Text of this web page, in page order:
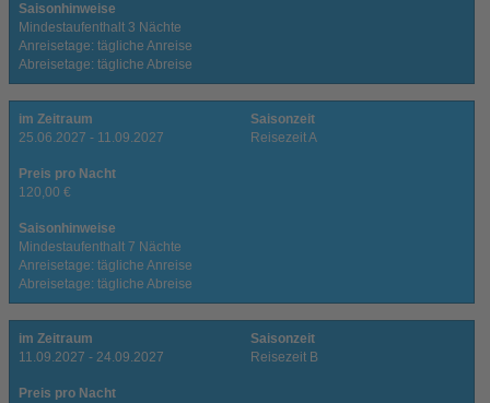
Saisonhinweise
Mindestaufenthalt 3 Nächte
Anreisetage: tägliche Anreise
Abreisetage: tägliche Abreise
im Zeitraum
25.06.2027 - 11.09.2027
Saisonzeit
Reisezeit A
Preis pro Nacht
120,00 €
Saisonhinweise
Mindestaufenthalt 7 Nächte
Anreisetage: tägliche Anreise
Abreisetage: tägliche Abreise
im Zeitraum
11.09.2027 - 24.09.2027
Saisonzeit
Reisezeit B
Preis pro Nacht